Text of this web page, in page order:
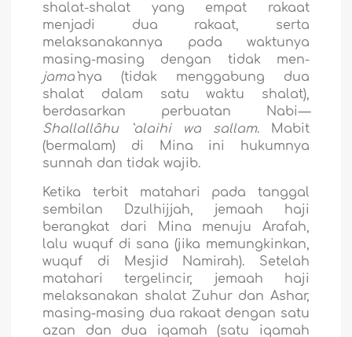
shalat-shalat yang empat rakaat
menjadi dua rakaat, serta
melaksanakannya pada waktunya
masing-masing dengan tidak men-
jama`nya (tidak menggabung dua
shalat dalam satu waktu shalat),
berdasarkan perbuatan Nabi—
Shallallâhu `alaihi wa sallam. Mabit
(bermalam) di Mina ini hukumnya
sunnah dan tidak wajib.
Ketika terbit matahari pada tanggal
sembilan Dzulhijjah, jemaah haji
berangkat dari Mina menuju Arafah,
lalu wuquf di sana (jika memungkinkan,
wuquf di Mesjid Namirah). Setelah
matahari tergelincir, jemaah haji
melaksanakan shalat Zuhur dan Ashar,
masing-masing dua rakaat dengan satu
azan dan dua iqamah (satu iqamah